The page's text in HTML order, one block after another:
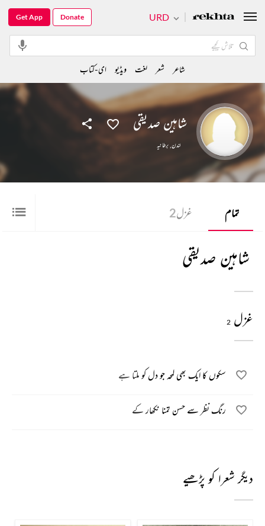
شاہین صدیقی
لندن,برطانیہ
تمام غزل2
شاہین صدیقی
غزل 2
سکوں کا ایک بھی لمحہ جو دل کو ملتا ہے
رنگ نظر سے حسن تمنا نکھار کے
دیگر شعرا کو پڑھیے
URD
Get App Donate
شاعر شعر لغت ویڈیو ای-کتاب